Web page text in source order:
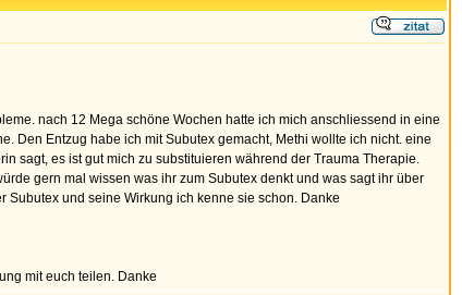
nach 12 Mega schöne Wochen hatte ich mich anschliessend in eine
Den Entzug habe ich mit Subutex gemacht, Methi wollte ich nicht. eine
sagt, es ist gut mich zu substituieren während der Trauma Therapie.
gern mal wissen was ihr zum Subutex denkt und was sagt ihr über
und seine Wirkung ich kenne sie schon. Danke
mit euch teilen. Danke